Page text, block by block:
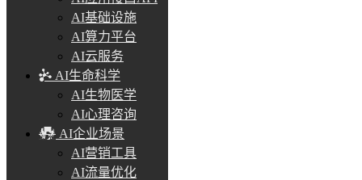
AI基础设施
AI算力平台
AI云服务
AI生命科学
AI生物医学
AI心理咨询
AI企业场景
AI营销工具
AI流量优化